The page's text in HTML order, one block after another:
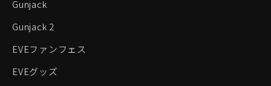
Gunjack
Gunjack 2
EVEファンフェス
EVEグッズ